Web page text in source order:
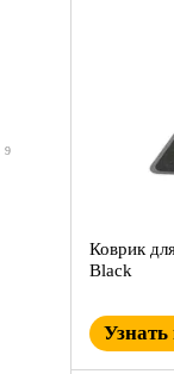
Коврик
Black
Узнать
9